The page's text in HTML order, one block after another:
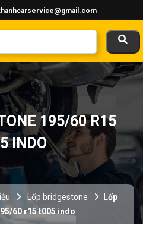
195/60 R15
INDO
Lốp bridgestone
Lốp
60 r15 t005 indo